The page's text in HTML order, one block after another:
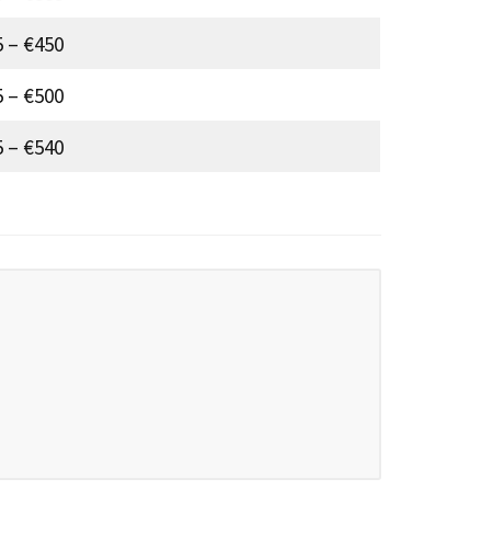
– €450
– €500
– €540